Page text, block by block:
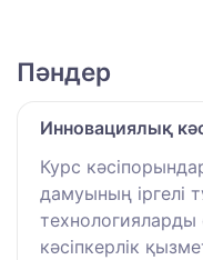
Пәндер
Инновациялық
Курс
дамуының
технологияларды
кәсіпкерлік